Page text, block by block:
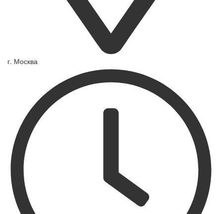
г. Москва